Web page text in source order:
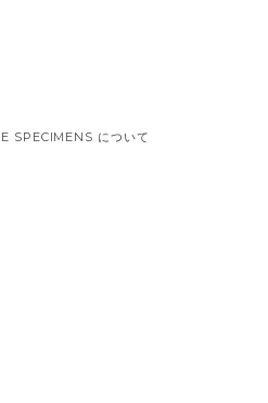
SPECIMENS について